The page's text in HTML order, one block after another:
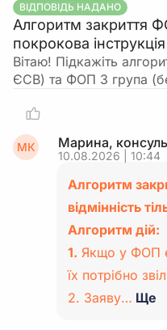
ВІДПОВІДЬ НАДАНО
Алгоритм закриття
покрокова інструкція
Вітаю! Підкажіть
ЄСВ) та ФОП 3 група
МК Марина,
10.08.2026 | 10:44
Алгоритм
відмінність
Алгоритм дій:
1. Якщо у ФОП є
їх потрібно
2. Заяву… Ще